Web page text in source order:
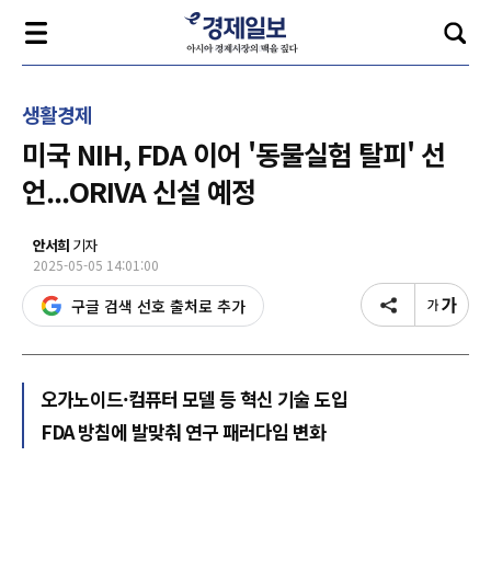
생활경제
미국 NIH, FDA 이어 '동물실험 탈피' 선
언...ORIVA 신설 예정
안서희 기자
2025-05-05 14:01:00
구글 검색 선호 출처로 추가
오가노이드·컴퓨터 모델 등 혁신 기술 도입
FDA 방침에 발맞춰 연구 패러다임 변화